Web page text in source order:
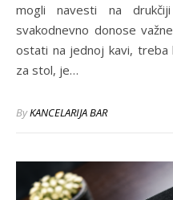
mogli navesti na
svakodnevno donose
ostati na jednoj kavi, treba
za stol, je…
ByKANCELARIJA BAR